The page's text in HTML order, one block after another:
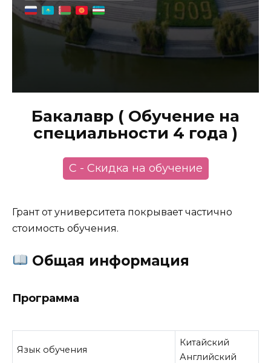
Бакалавр ( Обучение на
специальности 4 года )
С - Скидка на обучение
Грант от университета покрывает частично
стоимость обучения.
Общая информация
Программа
Язык обучения
Китайский
Английский